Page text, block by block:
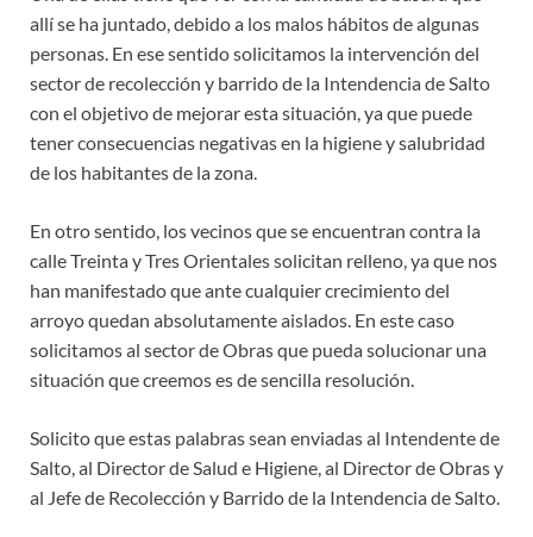
allí se ha juntado, debido a los malos hábitos de algunas
personas. En ese sentido solicitamos la intervención del
sector de recolección y barrido de la Intendencia de Salto
con el objetivo de mejorar esta situación, ya que puede
tener consecuencias negativas en la higiene y salubridad
de los habitantes de la zona.
En otro sentido, los vecinos que se encuentran contra la
calle Treinta y Tres Orientales solicitan relleno, ya que nos
han manifestado que ante cualquier crecimiento del
arroyo quedan absolutamente aislados. En este caso
solicitamos al sector de Obras que pueda solucionar una
situación que creemos es de sencilla resolución.
Solicito que estas palabras sean enviadas al Intendente de
Salto, al Director de Salud e Higiene, al Director de Obras y
al Jefe de Recolección y Barrido de la Intendencia de Salto.